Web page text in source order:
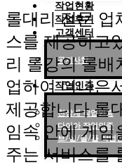
작업현황
작업후기
고객센터
공지사항
작업인증
천상계 작업인증
다이아 작업인증
브/실/골/플 작업
롤대리 전문 업
스를 제공하고
리 롤강의 롤배
업하여 더나은
제공합니다 롤
임속 안에 게임
주는 서비스를